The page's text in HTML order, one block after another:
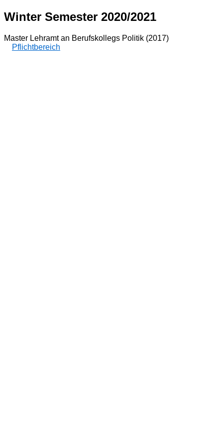
Winter Semester 2020/2021
Master Lehramt an Berufskollegs Politik (2017)
Pflichtbereich